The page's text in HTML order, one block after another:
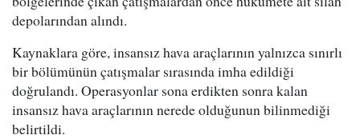
depolarından alındı.
Kaynaklara göre, insansız hava araçlarının yalnızca sınırlı
bir bölümünün çatışmalar sırasında imha edildiği
doğrulandı. Operasyonlar sona erdikten sonra kalan
insansız hava araçlarının nerede olduğunun bilinmediği
belirtildi.